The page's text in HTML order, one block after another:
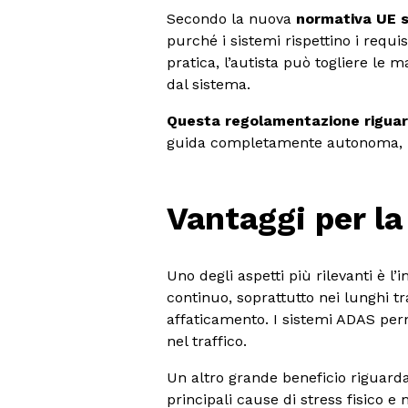
Secondo la nuova normativa UE
purché i sistemi rispettino i
pratica, l’autista può togliere le
dal sistema.
Questa regolamentazione
guida completamente
Vantaggi per
Uno degli aspetti più rilevanti è
continuo, soprattutto nei lunghi
affaticamento. I sistemi ADAS
nel traffico.
Un altro grande beneficio
principali cause di stress fisico e